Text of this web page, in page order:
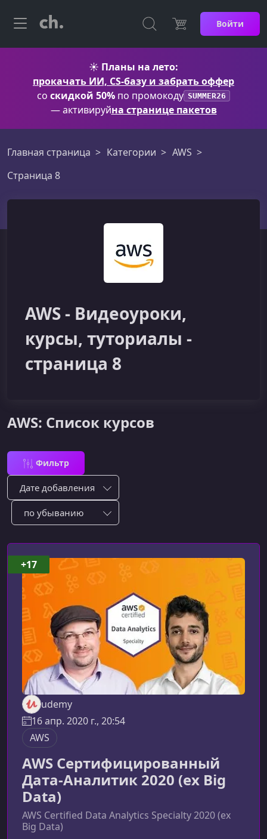
Войти
☀️ Планы на лето:
прокачать ИИ, CS-базу и забрать оффер
со скидкой 50% по промокоду SUMMER26
— активируйна странице пакетов
Главная страница Категории
AWS
Страница 8
AWS - Видеоуроки,
курсы, туториалы -
страница 8
AWS: Список курсов
Фильтр
Сортировка по:
Сотировать по:
udemy
16 апр. 2020 г., 20:54
AWS
AWS Сертифицированный
Дата-Аналитик 2020 (ex Big
Data)
AWS Certified Data Analytics Specialty 2020 (ex
Big Data)
+17